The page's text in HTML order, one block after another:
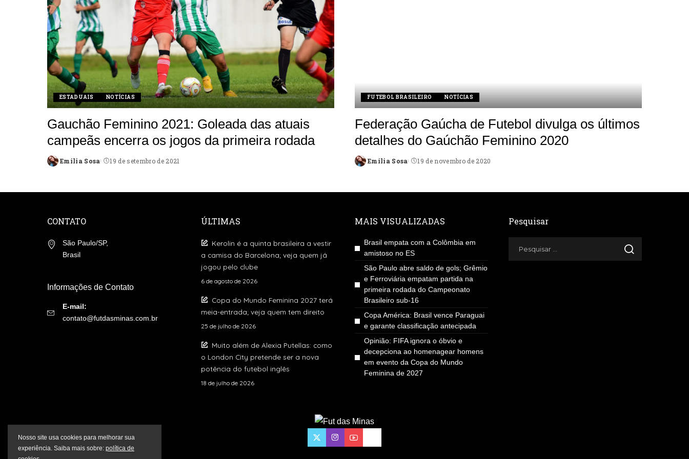
ESTADUAIS NOTÍCIAS
Gauchão Feminino 2021: Goleada das atuais
campeãs encerra os jogos da primeira rodada
Posted
Emilia Sosa 19 de setembro de 2021
FUTEBOL BRASILEIRO NOTÍCIAS
Federação Gaúcha de Futebol divulga os últimos
detalhes do Gaúchão Feminino 2020
Posted
Emilia Sosa 19 de novembro de 2020
CONTATO
São Paulo/SP,
Brasil
Informações de Contato
E-mail:
contato@futdasminas.com.br
ÚLTIMAS
Kerolin é a quinta brasileira a vestir
a camisa do Barcelona; veja quem já
jogou pelo clube
6 de agosto de 2026
Copa do Mundo Feminina 2027 terá
meia-entrada; veja quem tem direito
25 de julho de 2026
Muito além de Alexia Putellas: como
o London City pretende ser a nova
potência do futebol inglês
18 de julho de 2026
MAIS VISUALIZADAS
Brasil empata com a Colômbia em
amistoso no ES
São Paulo abre saldo de gols; Grêmio
e Ferroviária empatam partida na
primeira rodada do Campeonato
Brasileiro sub-16
Copa América: Brasil vence Paraguai
e garante classificação antecipada
Opinião: FIFA ignora o óbvio e
decepciona ao homenagear homens
em evento da Copa do Mundo
Feminina de 2027
Pesquisar
Nosso site usa cookies para melhorar sua
experiência. Saiba mais sobre: política de